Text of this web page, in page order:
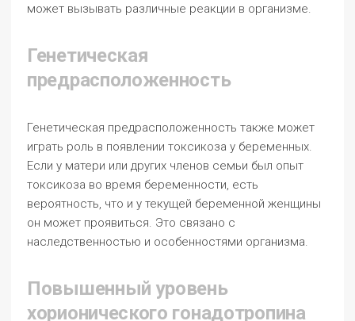
может вызывать различные реакции в организме.
Генетическая
предрасположенность
Генетическая предрасположенность также может
играть роль в появлении токсикоза у беременных.
Если у матери или других членов семьи был опыт
токсикоза во время беременности, есть
вероятность, что и у текущей беременной женщины
он может проявиться. Это связано с
наследственностью и особенностями организма.
Повышенный уровень
хорионического гонадотропина